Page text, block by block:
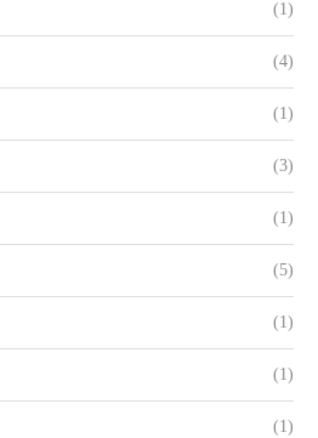
(1)
(4)
(1)
(3)
(1)
(5)
(1)
(1)
(1)